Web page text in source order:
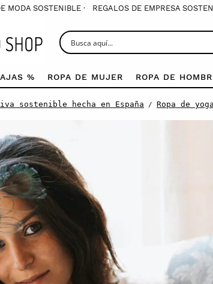
MODA SOSTENIBLE · REGALOS DE EMPRESA
% ROPA DE MUJER ROPA DE
sostenible hecha en España / Ropa de